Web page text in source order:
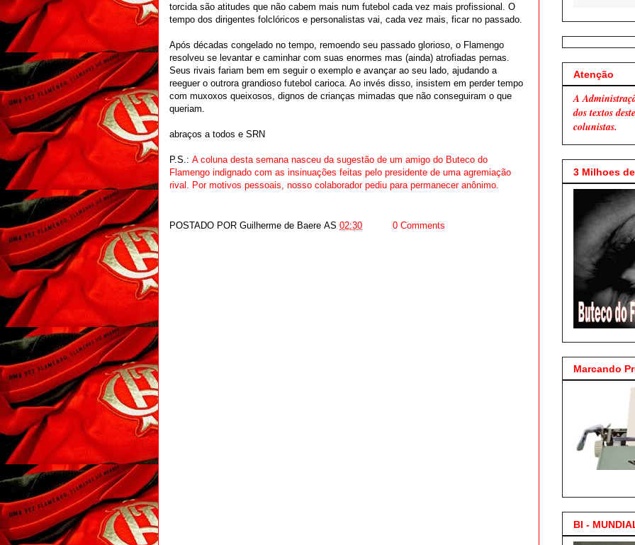
torcida são atitudes que não cabem mais num futebol cada vez mais profissional. O
tempo dos dirigentes folclóricos e personalistas vai, cada vez mais, ficar no passado.
Após décadas congelado no tempo, remoendo seu passado glorioso, o Flamengo
resolveu se levantar e caminhar com suas enormes mas (ainda) atrofiadas pernas.
Seus rivais fariam bem em seguir o exemplo e avançar ao seu lado, ajudando a
reeguer o outrora grandioso futebol carioca. Ao invés disso, insistem em perder tempo
com muxoxos queixosos, dignos de crianças mimadas que não conseguiram o que
queriam.
abraços a todos e SRN
P.S.: A coluna desta semana nasceu da sugestão de um amigo do Buteco do
Flamengo indignado com as insinuações feitas pelo presidente de uma agremiação
rival. Por motivos pessoais, nosso colaborador pediu para permanecer anônimo.
POSTADO POR Guilherme de Baere AS 02:30 0 Comments
Atenção
A
dos textos
colunistas.
3 Milhoes
Marcando
BI -